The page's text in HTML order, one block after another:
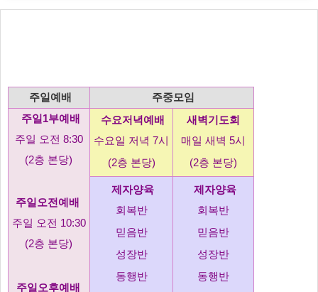
주일예배
주중모임
주일1부예배
주일 오전 8:30
(2층 본당)
주일오전예배
주일 오전 10:30
(2층 본당)
주일오후예배
수요저녁예배
수요일 저녁 7시
(2층 본당)
새벽기도회
매일 새벽 5시
(2층 본당)
제자양육
회복반
믿음반
성장반
동행반
제자양육
회복반
믿음반
성장반
동행반